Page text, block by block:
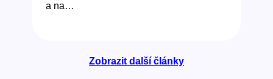
a na…
Zobrazit další články